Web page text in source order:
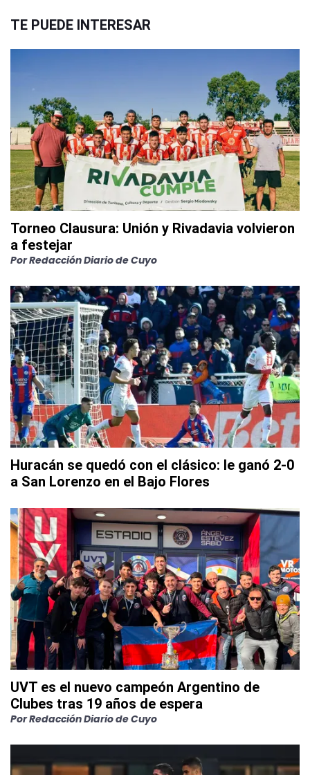
TE PUEDE INTERESAR
Torneo Clausura: Unión y Rivadavia volvieron
a festejar
PorRedacción Diario de Cuyo
Huracán se quedó con el clásico: le ganó 2-0
a San Lorenzo en el Bajo Flores
UVT es el nuevo campeón Argentino de
Clubes tras 19 años de espera
PorRedacción Diario de Cuyo